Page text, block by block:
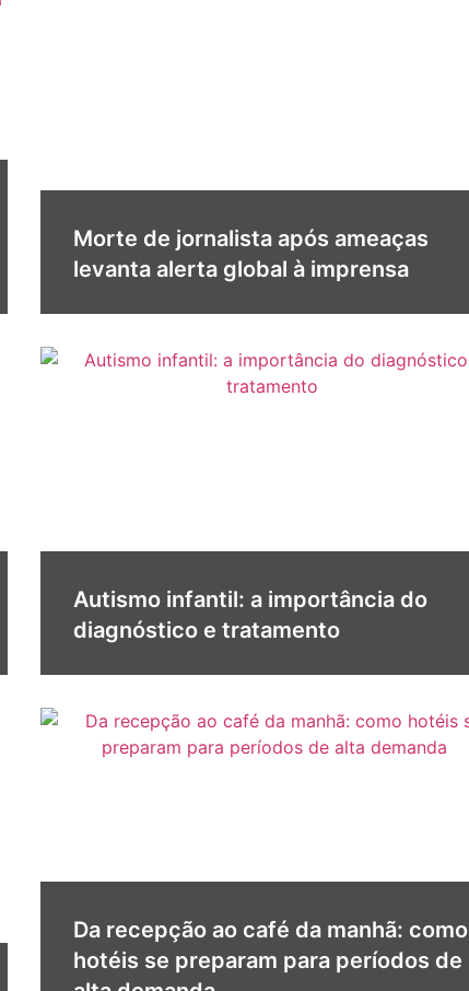
Morte de jornalista após ameaças
levanta alerta global à imprensa
Autismo infantil: a importância do
diagnóstico e tratamento
Da recepção ao café da manhã: como
hotéis se preparam para períodos de